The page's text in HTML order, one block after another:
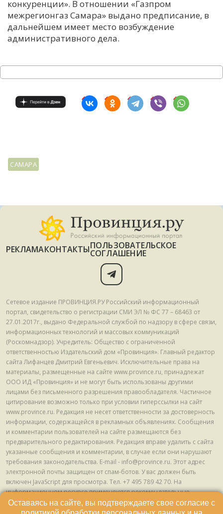
М
Н
Ч
конкуренции». В отношении «Газпром
межрегионгаз Самара» выдано предписание, в
дальнейшем имеет место возбуждение
административного дела.
САМАРА
РЕКЛАМАКОНТАКТЫПОЛЬЗОВАТЕЛЬСКОЕ
СОГЛАШЕНИЕ
Сетевое издание ПРОВИНЦИЯ.РУ Российский информационный
портал, свидетельство о регистрации СМИ ЭЛ № ФС 77 – 68463 от
27.01.2017г., выдано Федеральной службой по надзору в сфере связи,
информационных технологий и массовых коммуникаций
(Роскомнадзор). Учредитель: Общество с ограниченной
ответственностью Издательский дом «Провинция». Главный редактор
сайта Лифанцев Дмитрий Евгеньевич. Исключительные права на
материалы, размещенные на сайте www.province.ru, принадлежат
ООО ИД «Провинция» и не могут быть использованы другими
лицами без письменного разрешения правообладателя. Частичное
цитирование возможно только при условии гиперссылки на сайт
www.province.ru. Редакция не несет ответственности за достоверность
информации, содержащейся в рекламных объявлениях. Сообщения
и комментарии пользователей на сайте размещаются без
предварительного редактирования. Редакция вправе удалить с сайта
указанные сообщения и комментарии, в случае если они нарушают
требования законодательства. E-mail - info@province.ru. Этот адрес
электронной почты защищен от спам-ботов. У вас должен быть
включен JavaScript для просмотра. Tел. +7 495 789 42 70. На
информационном ресурсе применяются рекомендательные
технологии (информационные технологии предоставления
информации на основе сбора, систематизации и анализа сведений,
Оставаясь на сайте, вы подтверждаете свое согласие с